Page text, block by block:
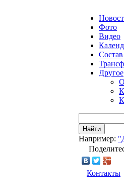
Фото
Видео
Состав
Другое
Найти
Например:
Контакты